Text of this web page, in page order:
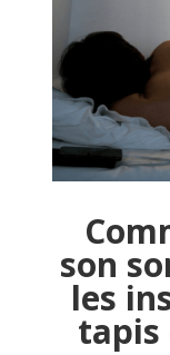
son
les
tapis